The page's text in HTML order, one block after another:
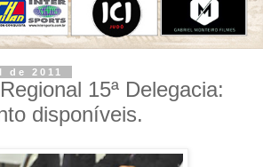
2011
15ª Delegacia:
disponíveis.